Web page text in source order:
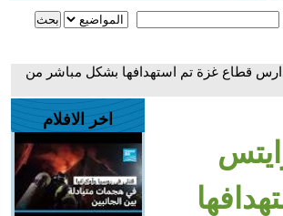
هيومن رايتس ووتش: 67% من مدارس قطاع غزة تم استهدافها بشكل مباشر من
اخر الافلام